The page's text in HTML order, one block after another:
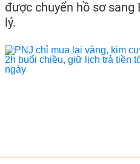
được chuyển hồ sơ
lý.